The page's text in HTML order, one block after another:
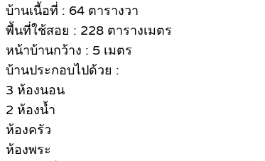
บ้านเนื้อที่ : 64 ตารางวา
พื้นที่ใช้สอย : 228 ตารางเมตร
หน้าบ้านกว้าง : 5 เมตร
บ้านประกอบไปด้วย :
3 ห้องนอน
2 ห้องน้ำ
ห้องครัว
ห้องพระ